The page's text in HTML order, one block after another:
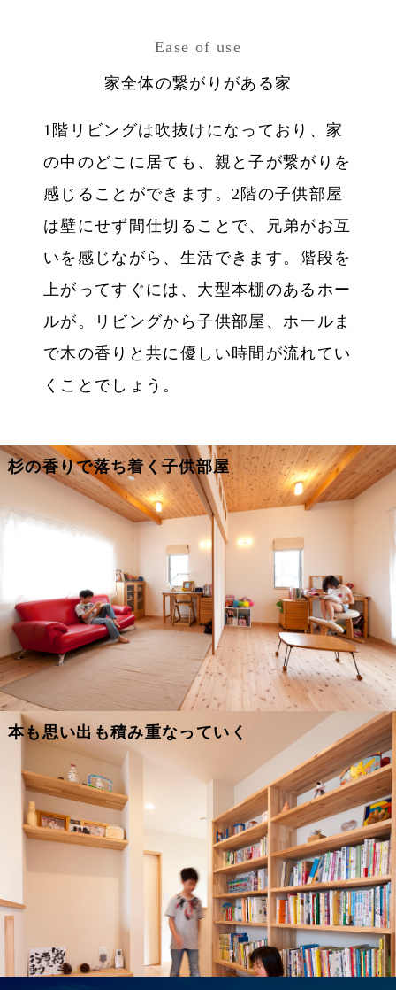
Ease of use
家全体の繋がりがある家
1階リビングは吹抜けになっており、家
の中のどこに居ても、親と子が繋がりを
感じることができます。2階の子供部屋
は壁にせず間仕切ることで、兄弟がお互
いを感じながら、生活できます。階段を
上がってすぐには、大型本棚のあるホー
ルが。リビングから子供部屋、ホールま
で木の香りと共に優しい時間が流れてい
くことでしょう。
杉の香りで落ち着く子供部屋
本も思い出も積み重なっていく